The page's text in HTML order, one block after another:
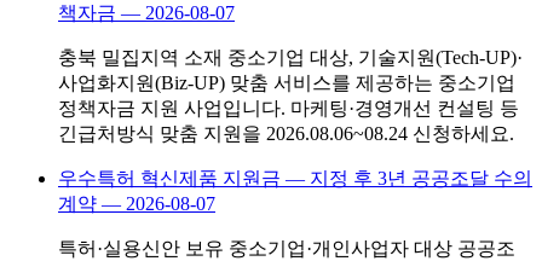
책자금 — 2026-08-07
충북 밀집지역 소재 중소기업 대상, 기술지원(Tech-UP)·
사업화지원(Biz-UP) 맞춤 서비스를 제공하는 중소기업
정책자금 지원 사업입니다. 마케팅·경영개선 컨설팅 등
긴급처방식 맞춤 지원을 2026.08.06~08.24 신청하세요.
우수특허 혁신제품 지원금 — 지정 후 3년 공공조달 수의
계약 — 2026-08-07
특허·실용신안 보유 중소기업·개인사업자 대상 공공조